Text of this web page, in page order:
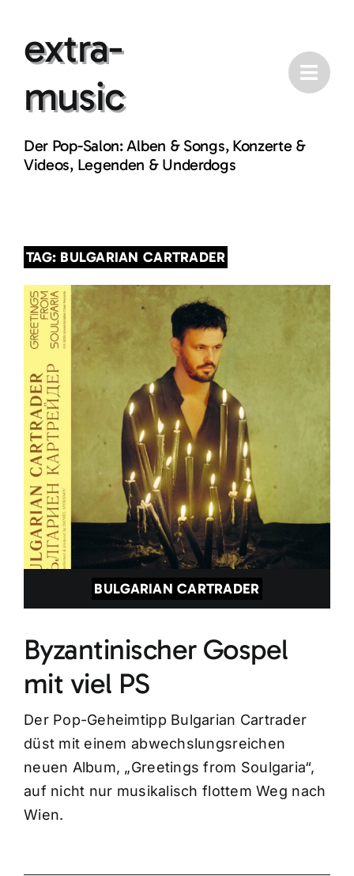
contentextra-
music
Der Pop-Salon: Alben & Songs, Konzerte &
Videos, Legenden & Underdogs
TAG: BULGARIAN CARTRADER
BULGARIAN CARTRADER
Byzantinischer Gospel
mit viel PS
Der Pop-Geheimtipp Bulgarian Cartrader
düst mit einem abwechslungsreichen
neuen Album, „Greetings from Soulgaria“,
auf nicht nur musikalisch flottem Weg nach
Wien.